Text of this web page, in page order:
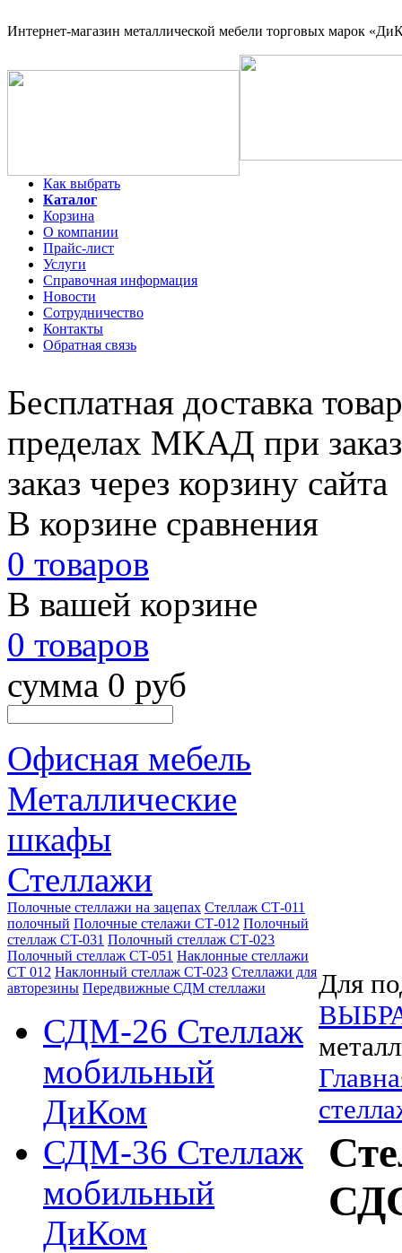
Интернет-магазин металлической мебели торговых марок
Как выбрать
Каталог
Корзина
О компании
Прайс-лист
Услуги
Справочная информация
Новости
Сотрудничество
Контакты
Обратная связь
Бесплатная доставка
пределах МКАД при
заказ через корзину сайта
В корзине сравнения
0 товаров
В вашей корзине
0 товаров
сумма 0 руб
Офисная мебель
Металлические
шкафы
Стеллажи
Полочные стеллажи на зацепах Стеллаж СТ-011
полочный Полочные стелажи СТ-012 Полочный
стеллаж CT-031 Полочный стеллаж СТ-023
Полочный стеллаж CT-051 Наклонные стеллажи
СТ 012 Наклонный стеллаж CT-023 Стеллажи для
авторезины Передвижные СДМ стеллажи
СДМ-26 Стеллаж
мобильный
ДиКом
СДМ-36 Стеллаж
мобильный
ДиКом
Для